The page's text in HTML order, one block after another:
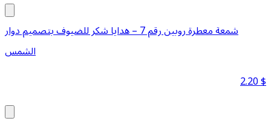
شمعة معطرة روبين رقم 7 – هدايا شكر للضيوف بتصميم دوار
الشمس
2.20$